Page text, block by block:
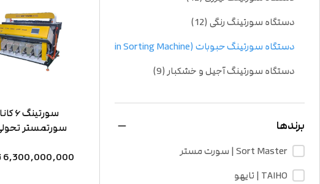
دستگاه سورتینگ رنگی (12)
دستگاه سورتینگ حبوبات (Grain Sorting Machine)
دستگاه سورتینگ آجیل و خشکبار (9)
دستگاه سورتینگ خرما
دستگاه سورتینگ ریزدانه و بذر
دستگاه سورتینگ پلاستیک
برندها
Sort Master | سورت مستر
TAIHO | تایهو
سورتینگ
سورتمستر
ضایعات
6,300,000,000 تومان